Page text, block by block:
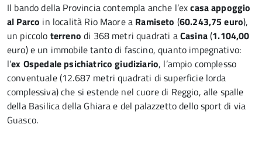
Il bando della Provincia contempla anche l’excasa appoggio
al Parco in località Rio Maore a Ramiseto (60.243,75 euro),
un piccolo terrenodi 368 metri quadrati aCasina(1.104,00
euro) e un immobile tanto di fascino, quanto impegnativo:
l’ex Ospedale psichiatrico giudiziario, l’ampio complesso
conventuale (12.687 metri quadrati di superficie lorda
complessiva) che si estende nel cuore di Reggio, alle spalle
della Basilica della Ghiara e del palazzetto dello sport di via
Guasco.